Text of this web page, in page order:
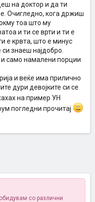
на доктор и да ти
Очигледно, кога држиш
тоа што му
и ти се врти и ти е
е крвта, што е минус
знаеш најдобро.
и само намалени порции
и веќе има прилично
дури девојките си се
на пример УН
погледни прочитај
со различни